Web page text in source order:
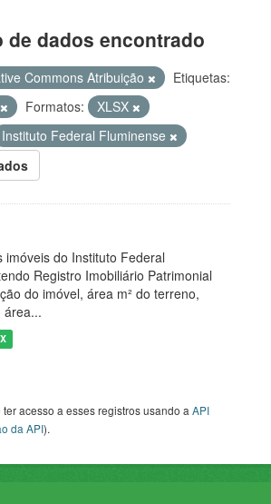
de dados encontrado
Commons Atribuição
Etiquetas:
Formatos:
XLSX
Instituto Federal Fluminense
imóveis do Instituto Federal
Registro Imobiliário Patrimonial
do imóvel, área m² do terreno,
área...
acesso a esses registros usando aAPI
da API).